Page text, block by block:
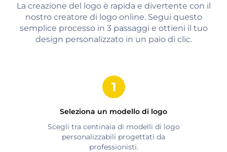
La creazione del logo è rapida e divertente con il
nostro creatore di logo online. Segui questo
semplice processo in 3 passaggi e ottieni il tuo
design personalizzato in un paio di clic.
Seleziona un modello di logo
Scegli tra centinaia di modelli di logo
personalizzabili progettati da
professionisti.